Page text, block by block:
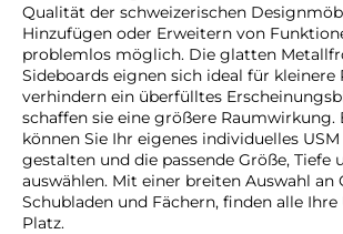
Qualität der schweizerischen
Hinzufügen oder Erweitern von
problemlos möglich. Die glatten
Sideboards eignen sich ideal für kleinere
verhindern ein überfülltes
schaffen sie eine größere Raumwirkung.
können Sie Ihr eigenes individuelles
gestalten und die passende Größe, Tiefe
auswählen. Mit einer breiten Auswahl an
Schubladen und Fächern, finden alle
Platz.